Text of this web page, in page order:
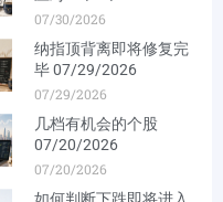
07/30/2026
纳指顶背离即将修复完
毕 07/29/2026
07/29/2026
几档有机会的个股
07/20/2026
07/20/2026